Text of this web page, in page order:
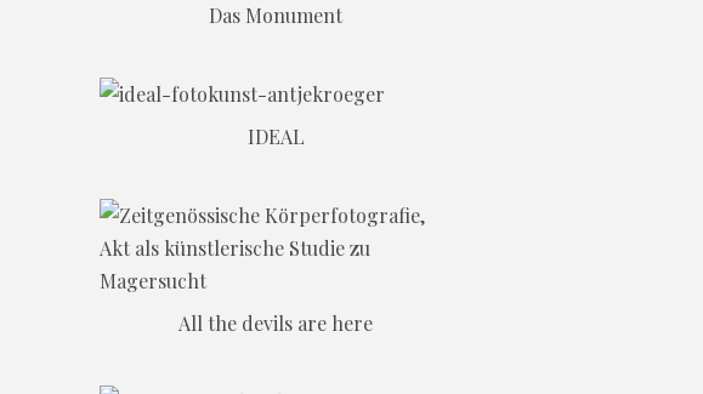
Das Monument
IDEAL
All the devils are here